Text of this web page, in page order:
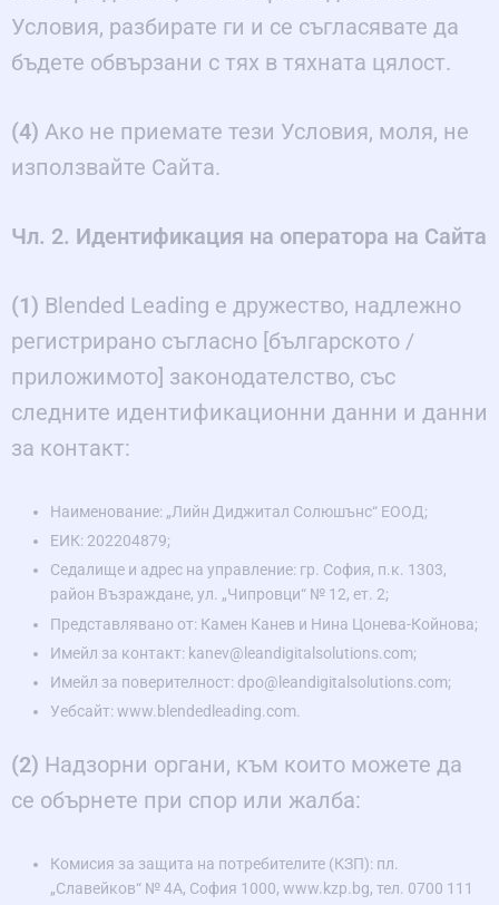
Условия, разбирате ги и се съгласявате да
бъдете обвързани с тях в тяхната цялост.
(4) Ако не приемате тези Условия, моля, не
използвайте Сайта.
Чл. 2. Идентификация на оператора на Сайта
(1) Blended Leading е дружество, надлежно
регистрирано съгласно [българското /
приложимото] законодателство, със
следните идентификационни данни и данни
за контакт:
Наименование: „Лийн Диджитал Солюшънс“ ЕООД;
ЕИК: 202204879;
Седалище и адрес на управление: гр. София, п.к. 1303,
район Възраждане, ул. „Чипровци“ № 12, ет. 2;
Представлявано от: Камен Канев и Нина Цонева-Койнова;
Имейл за контакт: kanev@leandigitalsolutions.com;
Имейл за поверителност: dpo@leandigitalsolutions.com;
Уебсайт: www.blendedleading.com.
(2) Надзорни органи, към които можете да
се обърнете при спор или жалба:
Комисия за защита на потребителите (КЗП): пл.
„Славейков“ № 4А, София 1000, www.kzp.bg, тел. 0700 111